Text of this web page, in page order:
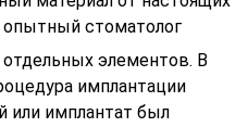
стоматолог
элементов. В
имплантации
или имплантат был